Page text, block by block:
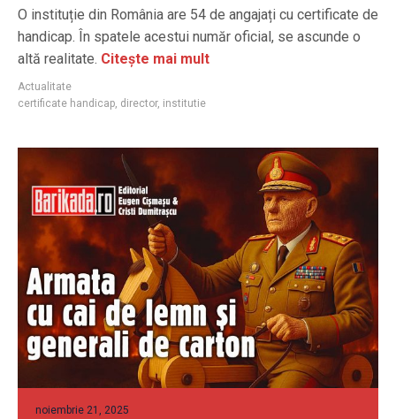
O instituție din România are 54 de angajați cu certificate de
handicap. În spatele acestui număr oficial, se ascunde o
altă realitate. Citește mai mult
Actualitate
certificate handicap, director, institutie
noiembrie 21, 2025